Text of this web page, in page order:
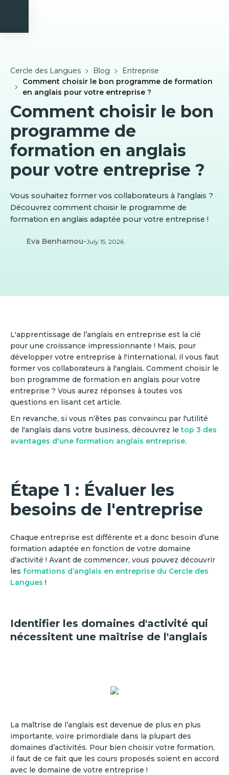
Cercle des Langues Blog
Entreprise
Comment choisir le bon programme de formation
en anglais pour votre entreprise ?
Comment choisir le bon
programme de
formation en anglais
pour votre entreprise ?
Vous souhaitez former vos collaborateurs à l'anglais ?
Découvrez comment choisir le programme de
formation en anglais adaptée pour votre entreprise !
Eva Benhamou-July 15, 2026
L'apprentissage de l’anglais en entreprise est la clé
pour une croissance impressionnante ! Mais, pour
développer votre entreprise à l'international, il vous faut
former vos collaborateurs à l'anglais. Comment choisir le
bon programme de formation en anglais pour votre
entreprise ? Vous aurez réponses à toutes vos
questions en lisant cet article.
En revanche, si vous n’êtes pas convaincu par l'utilité
de l'anglais dans votre business, découvrez letop 3 des
avantages d'une formation anglais entreprise.
Étape 1 : Évaluer les
besoins de l'entreprise
Chaque entreprise est différente et a donc besoin d’une
formation adaptée en fonction de votre domaine
d’activité ! Avant de commencer, vous pouvez découvrir
les formations d’anglais en entreprise du Cercle des
Langues !
Identifier les domaines d'activité qui
nécessitent une maîtrise de l'anglais
La maîtrise de l’anglais est devenue de plus en plus
importante, voire primordiale dans la plupart des
domaines d’activités. Pour bien choisir votre formation,
il faut de ce fait que les cours proposés soient en accord
avec le domaine de votre entreprise !